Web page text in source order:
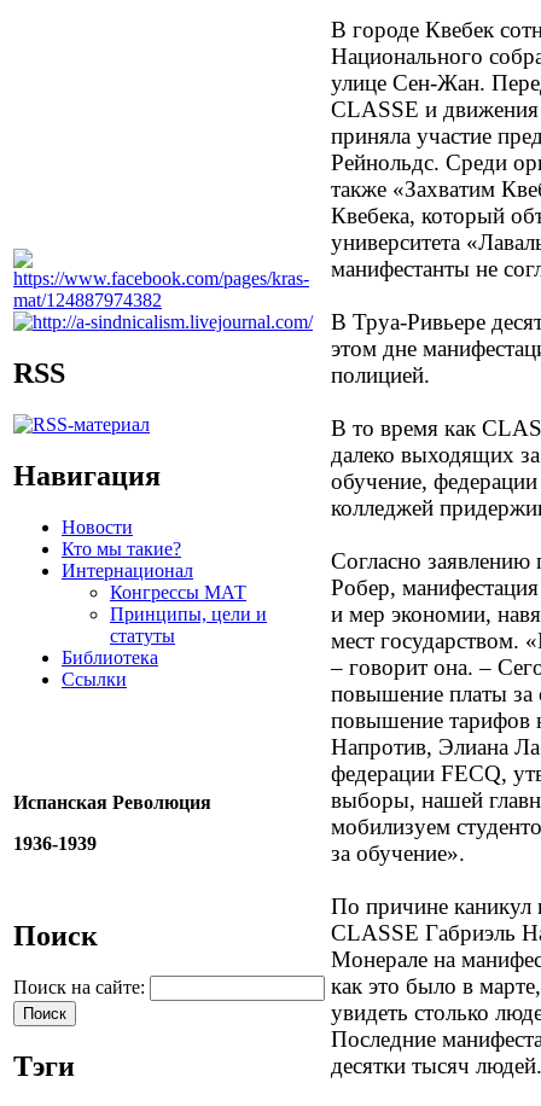
RSS
Навигация
Новости
Кто мы такие?
Интернационал
Конгрессы МАТ
Принципы, цели и
статуты
Библиотека
Ссылки
Испанская Революция
1936-1939
Поиск
Поиск на сайте:
Тэги
В городе Квебек
Национального
улице Сен-Жан.
CLASSE и
приняла участие
Рейнольдс. Среди
также «Захватим
Квебека, который
университета
манифестанты не
В Труа-Ривьере
этом дне
полицией.
В то время как
далеко выходящих
обучение,
колледжей
Согласно
Робер,
и мер экономии,
мест государством.
– говорит она. –
повышение платы за
повышение тарифов
Напротив, Элиана
федерации FECQ,
выборы, нашей
мобилизуем
за обучение».
По причине каникул
CLASSE Габриэль
Монерале на
как это было в
увидеть столько
Последние
десятки тысяч людей.